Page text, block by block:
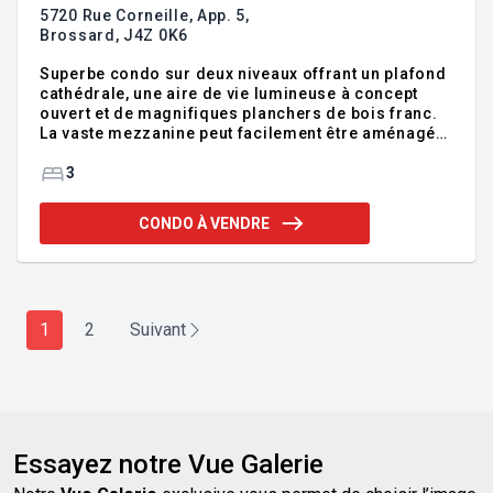
5720 Rue Corneille, App. 5,
Brossard, J4Z 0K6
Superbe condo sur deux niveaux offrant un plafond
cathédrale, une aire de vie lumineuse à concept
ouvert et de magnifiques planchers de bois franc.
La vaste mezzanine peut facilement être aménagée
d'entraînement ou espace polyvalent selon vos
inclus. Une propriété spacieuse, élégante et
soigneusement entretenue. Addenda :Inclusions
garage et
3
CONDO À VENDRE
1 2 Suivant
Essayez notre Vue Galerie